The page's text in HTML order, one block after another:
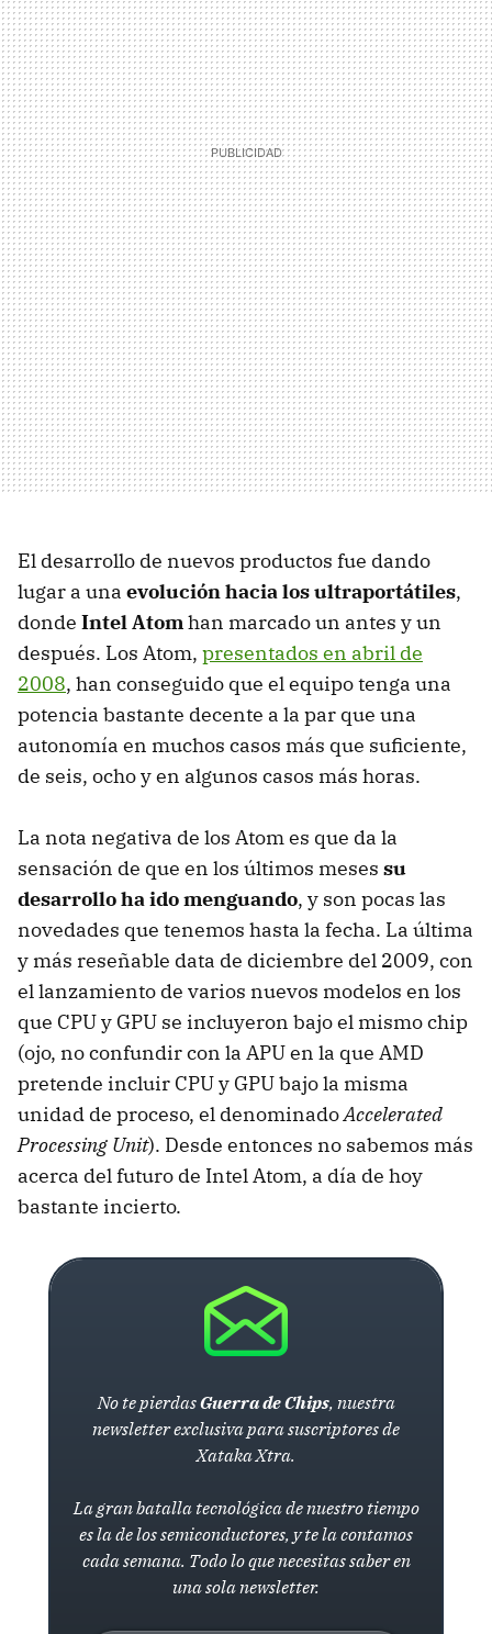
El desarrollo de nuevos productos fue dando
lugar a una evolución hacia los ultraportátiles,
donde Intel Atomhan marcado un antes y un
después. Los Atom, presentados en abril de
2008, han conseguido que el equipo tenga una
potencia bastante decente a la par que una
autonomía en muchos casos más que suficiente,
de seis, ocho y en algunos casos más horas.
La nota negativa de los Atom es que da la
sensación de que en los últimos meses su
desarrollo ha ido menguando, y son pocas las
novedades que tenemos hasta la fecha. La última
y más reseñable data de diciembre del 2009, con
el lanzamiento de varios nuevos modelos en los
que CPUy GPU se incluyeron bajo el mismo chip
(ojo, no confundir con la APUen la que AMD
pretende incluir CPUy GPUbajo la misma
unidad de proceso, el denominadoAccelerated
Processing Unit). Desde entonces no sabemos más
acerca del futuro de Intel Atom, a día de hoy
bastante incierto.
No te pierdasGuerra de Chips, nuestra
newsletter exclusiva para suscriptores de
Xataka Xtra.
La gran batalla tecnológica de nuestro tiempo
es la de los semiconductores, y te la contamos
cada semana. Todo lo que necesitas saber en
una sola newsletter.